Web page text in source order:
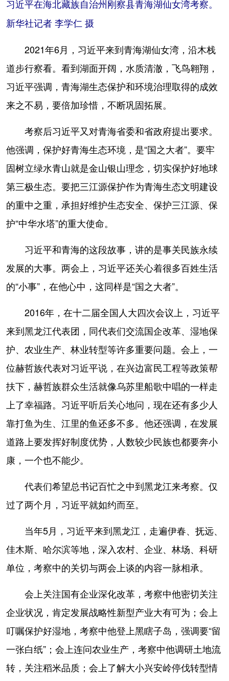
习近平在海北藏族自治州刚察县青海湖仙女湾考察。
新华社记者 李学仁 摄
2021年6月，习近平来到青海湖仙女湾，沿木栈
道步行察看。看到湖面开阔，水质清澈，飞鸟翱翔，
习近平强调，青海湖生态保护和环境治理取得的成效
来之不易，要倍加珍惜，不断巩固拓展。
考察后习近平又对青海省委和省政府提出要求。
他强调，保护好青海生态环境，是“国之大者”。要牢
固树立绿水青山就是金山银山理念，切实保护好地球
第三极生态。要把三江源保护作为青海生态文明建设
的重中之重，承担好维护生态安全、保护三江源、保
护“中华水塔”的重大使命。
习近平和青海的这段故事，讲的是事关民族永续
发展的大事。两会上，习近平还关心着很多百姓生活
的“小事”，在他心中，这同样是“国之大者”。
2016年，在十二届全国人大四次会议上，习近平
来到黑龙江代表团，同代表们交流国企改革、湿地保
护、农业生产、林业转型等许多重要问题。会上，一
位赫哲族代表对习近平说，在兴边富民工程等政策帮
扶下，赫哲族群众生活就像乌苏里船歌中唱的一样走
上了幸福路。习近平听后关心地问，现在还有多少人
靠打鱼为生、江里的鱼还多不多。他还强调，在发展
道路上要发挥好制度优势，人数较少民族也都要奔小
康，一个也不能少。
代表们希望总书记百忙之中到黑龙江来考察。仅
过了两个月，习近平就如约而至。
当年5月，习近平来到黑龙江，走遍伊春、抚远、
佳木斯、哈尔滨等地，深入农村、企业、林场、科研
单位，考察中的关切与两会上谈的内容一脉相承。
会上关注国有企业深化改革，考察中他密切关注
企业状况，肯定发展战略性新型产业大有可为；会上
叮嘱保护好湿地，考察中他登上黑瞎子岛，强调要“留
一张白纸”；会上连问农业生产，考察中他调研土地流
转，关注稻米品质；会上了解大小兴安岭停伐转型情